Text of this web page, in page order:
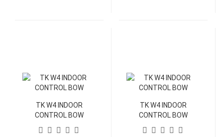
TK W4 INDOOR
CONTROL BOW
TK W4 INDOOR
CONTROL BOW